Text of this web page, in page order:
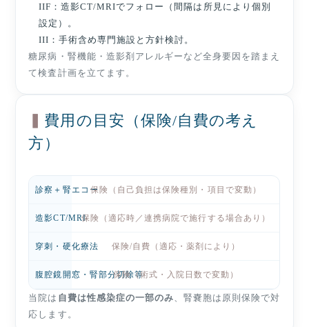
IIF：造影CT/MRIでフォロー（間隔は所見により個別
設定）。
III：手術含め専門施設と方針検討。
糖尿病・腎機能・造影剤アレルギーなど全身要因を踏まえ
て検査計画を立てます。
費用の目安（保険/自費の考え
方）
診察＋腎エコー保険（自己負担は保険種別・項目で変動）
造影CT/MRI保険（適応時／連携病院で施行する場合あり）
穿刺・硬化療法 保険/自費（適応・薬剤により）
腹腔鏡開窓・腎部分切除等保険（術式・入院日数で変動）
当院は 自費は性感染症の一部のみ、腎嚢胞は原則保険で対
応します。